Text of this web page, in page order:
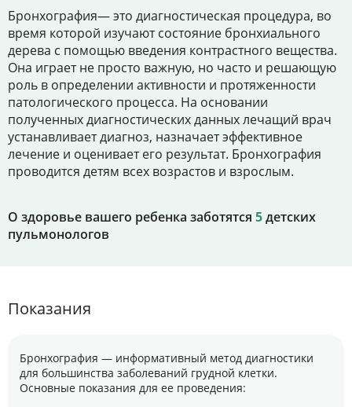
Бронхография— это диагностическая процедура, во
время которой изучают состояние бронхиального
дерева с помощью введения контрастного вещества.
Она играет не просто важную, но часто и решающую
роль в определении активности и протяженности
патологического процесса. На основании
полученных диагностических данных лечащий врач
устанавливает диагноз, назначает эффективное
лечение и оценивает его результат. Бронхография
проводится детям всех возрастов и взрослым.
О здоровье вашего ребенка заботятся 5детских
пульмонологов
Показания
Бронхография — информативный метод диагностики
для большинства заболеваний грудной клетки.
Основные показания для ее проведения:
+7 (812) 435-55-55
Записаться на приём